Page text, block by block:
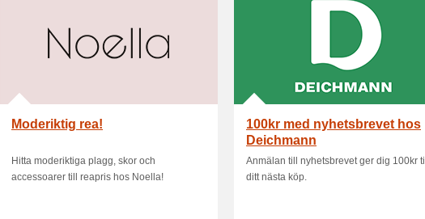
Moderiktig rea!
Hitta moderiktiga plagg, skor och
accessoarer till reapris hos Noella!
100kr med nyhetsbrevet hos
Deichmann
Anmälan till nyhetsbrevet ger dig 100kr till
ditt nästa köp.